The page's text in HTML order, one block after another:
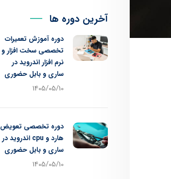
آخرین دوره ها
دوره آموزش تعمیرات
تخصصی سخت افزار و
نرم افزار اندروید در
ساری و بابل حضوری
1405/05/10
دوره تخصصی تعویض
هارد و cpu اندروید در
ساری و بابل حضوری
1405/05/10